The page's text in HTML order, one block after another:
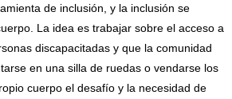
de inclusión, y la inclusión se
La idea es trabajar sobre el acceso a
discapacitadas y que la comunidad
en una silla de ruedas o vendarse los
cuerpo el desafío y la necesidad de